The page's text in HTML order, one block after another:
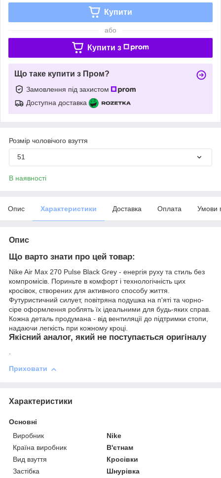
Купити
або
Купити з
Що таке купити з Пром?
Замовлення під захистом
Доступна доставка
Розмір чоловічого взуття
51
В наявності
Опис Характеристики Доставка Оплата Умови
Опис
Що варто знати про цей товар:
Nike Air Max 270 Pulse Black Grey - енергія руху та стиль без
компромісів. Пориньте в комфорт і технологічність цих
кросівок, створених для активного способу життя.
Футуристичний силует, повітряна подушка на п'яті та чорно-
сіре оформлення роблять їх ідеальними для будь-яких справ.
Кожна деталь продумана - від вентиляції до підтримки стопи,
надаючи легкість при кожному кроці.
Якісний аналог, який не поступається оригіналу
.
Приховати
Характеристики
Основні
Виробник
Nike
Країна виробник
В'єтнам
Вид взуття
Кросівки
Застібка
Шнурівка